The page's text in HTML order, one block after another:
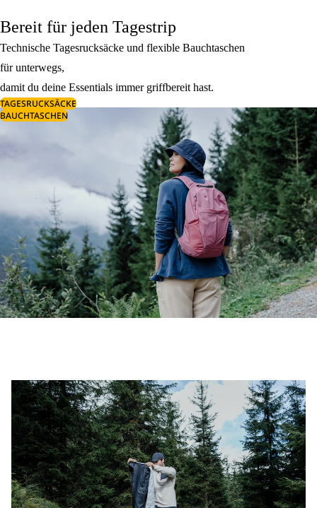
Bereit für jeden Tagestrip
Technische Tagesrucksäcke und flexible Bauchtaschen
für unterwegs,
damit du deine Essentials immer griffbereit hast.
TAGESRUCKSÄCKE
BAUCHTASCHEN